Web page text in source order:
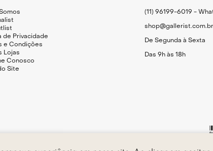
de Privacidade
e Condições
Lojas
Conosco
Site
(11) 96199-6019 -
shop@gallerist.com.br
De Segunda à Sexta
Das 9h às 18h